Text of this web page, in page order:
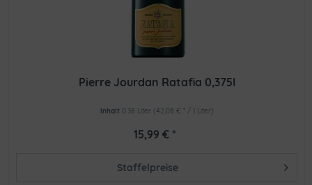
Pierre Jourdan Ratafia 0,375l
Inhalt 0.38 Liter (42,08 € * / 1 Liter)
15,99 € *
Staffelpreise